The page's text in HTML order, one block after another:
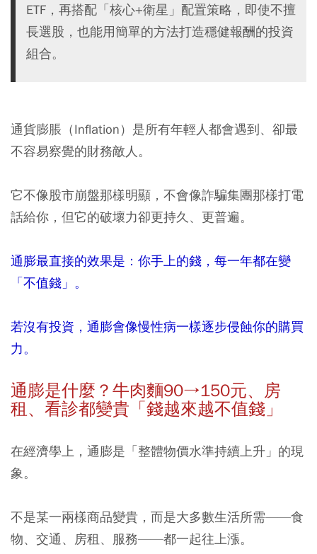
ETF，再搭配「核心+衛星」配置策略，即使不擅
長選股，也能用簡單的方法打造穩健報酬的投資
組合。
通貨膨脹（Inflation）是所有年輕人都會遇到、卻最
不容易察覺的財務敵人。
它不像股市崩盤那樣明顯，不會像詐騙集團那樣打電
話給你，但它的破壞力卻更持久、更普遍。
通膨最直接的效果是：你手上的錢，每一年都在變
「不值錢」。
若沒有投資，通膨會像慢性病一樣逐步侵蝕你的購買
力。
通膨是什麼？牛肉麵90→150元、房
租、看診都變貴「錢越來越不值錢」
在經濟學上，通膨是「整體物價水準持續上升」的現
象。
不是某一兩樣商品變貴，而是大多數生活所需——食
物、交通、房租、服務——都一起往上漲。